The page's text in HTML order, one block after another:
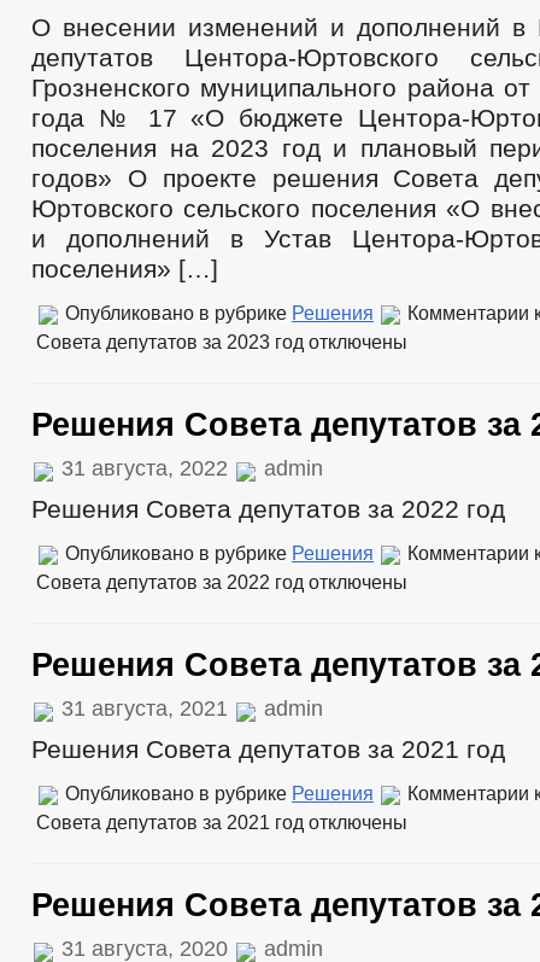
О внесении изменений и дополнений в
депутатов Центора-Юртовского
Грозненского муниципального района
года № 17 «О бюджете Центора-
поселения на 2023 год и плановый
годов» О проекте решения Совета
Юртовского сельского поселения «О
и дополнений в Устав Центора-
поселения» […]
Опубликовано в рубрике Решения Комментарии
Совета депутатов за 2023 год отключены
Решения Совета депутатов за
31 августа, 2022 admin
Решения Совета депутатов за 2022 год
Опубликовано в рубрике Решения Комментарии
Совета депутатов за 2022 год отключены
Решения Совета депутатов за
31 августа, 2021 admin
Решения Совета депутатов за 2021 год
Опубликовано в рубрике Решения Комментарии
Совета депутатов за 2021 год отключены
Решения Совета депутатов за
31 августа, 2020 admin